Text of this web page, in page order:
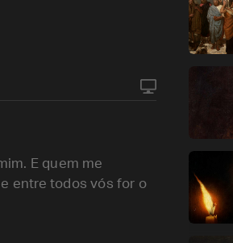
E quem me
entre todos vós for o